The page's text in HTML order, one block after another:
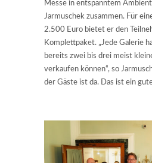
Messe in entspanntem
Jarmuschek zusammen. Für
2.500 Euro bietet er den
Komplettpaket. „Jede Galerie
bereits zwei bis drei meist
verkaufen können“, so
der Gäste ist da. Das ist ein